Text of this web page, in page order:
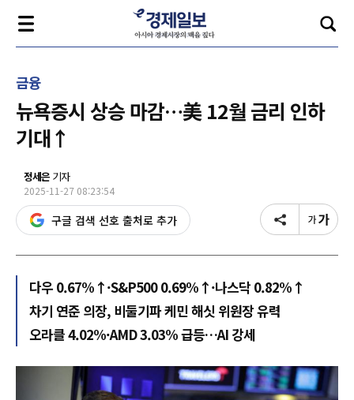
금융
뉴욕증시 상승 마감…美 12월 금리 인하
기대↑
정세은 기자
2025-11-27 08:23:54
구글 검색 선호 출처로 추가
다우 0.67%↑·S&P500 0.69%↑·나스닥 0.82%↑
차기 연준 의장, 비둘기파 케민 해싯 위원장 유력
오라클 4.02%·AMD 3.03% 급등…AI 강세